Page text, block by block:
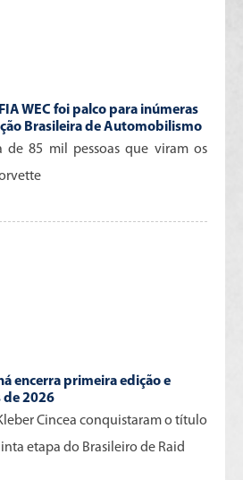
WEC foi palco para inúmeras
Brasileira de Automobilismo
de 85 mil pessoas que viram os
encerra primeira edição e
de 2026
Cincea conquistaram o título
etapa do Brasileiro de Raid